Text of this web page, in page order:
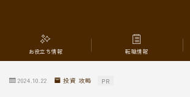
お役立ち情報 転職情報
2024.10.22 投資 攻略 PR